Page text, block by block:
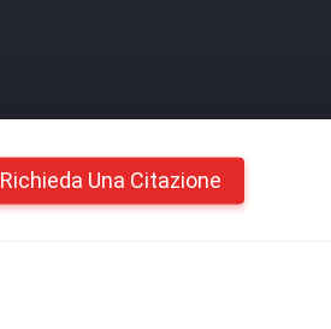
Richieda Una Citazione